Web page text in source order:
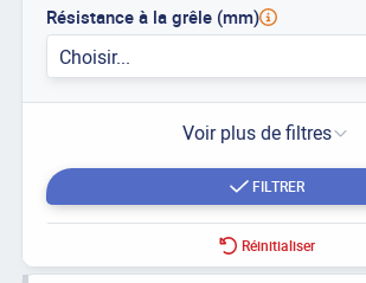
Résistance à la grêle (mm)
Choisir...
Voir plus de filtres
FILTRER
Réinitialiser